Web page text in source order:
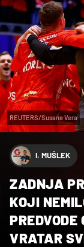
REUTERS/Susana Vera
I. MUŠLEK
ZADNJA
KOJI
VRATAR